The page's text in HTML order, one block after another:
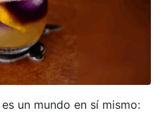
un mundo en sí mismo: